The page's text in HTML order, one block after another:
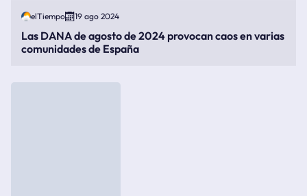
elTiempo 19 ago 2024
Las DANA de agosto de 2024 provocan caos en varias
comunidades de España